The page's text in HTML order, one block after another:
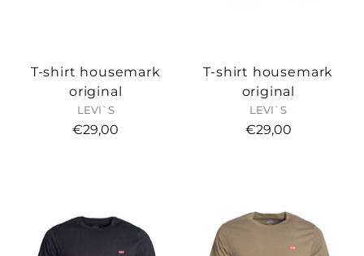
T-shirt housemark
original
LEVI`S
€29,00
T-shirt housemark
original
LEVI`S
€29,00